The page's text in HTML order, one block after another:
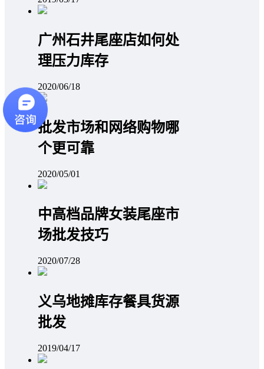
广州石井尾座店如何处
理压力库存
2020/06/18
批发市场和网络购物哪
个更可靠
2020/05/01
中高档品牌女装尾座市
场批发技巧
2020/07/28
义乌地摊库存餐具货源
批发
2019/04/17